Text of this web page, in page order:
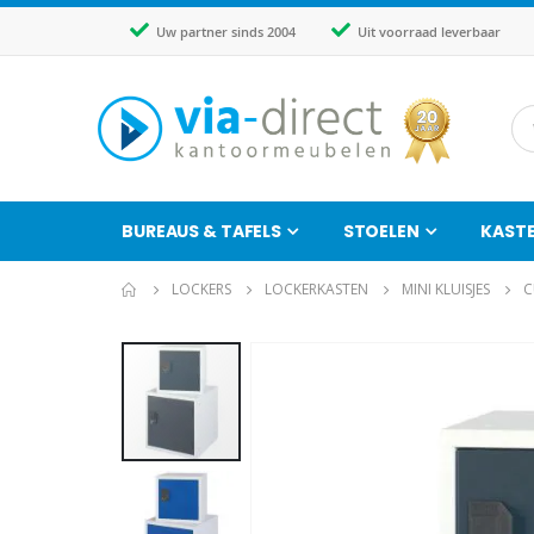
Uw partner sinds 2004 Uit voorraad leverbaar
BUREAUS & TAFELS STOELEN
LOCKERS LOCKERKASTEN MINI KLUISJES
einde
van
afbeeldingen-